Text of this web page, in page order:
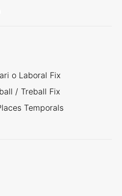
o Laboral Fix
/ Treball Fix
Temporals